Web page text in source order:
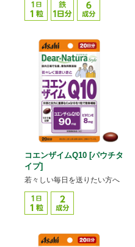
コエンザイムQ10 [パウチタ
イプ]
若々しい毎日を送りたい方へ